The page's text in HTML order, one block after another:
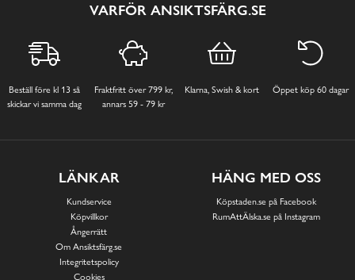
VARFÖR ANSIKTSFÄRG.SE
Beställ före kl 13 så
skickar vi samma dag
Fraktfritt över 799 kr,
annars 59 - 79 kr
Klarna, Swish & kort Öppet köp 60 dagar
LÄNKAR
Kundservice
Köpvillkor
Ångerrätt
Om Ansiktsfärg.se
Integritetspolicy
Cookies
HÄNG MED OSS
Köpstaden.se på Facebook
RumAttÄlska.se på Instagram